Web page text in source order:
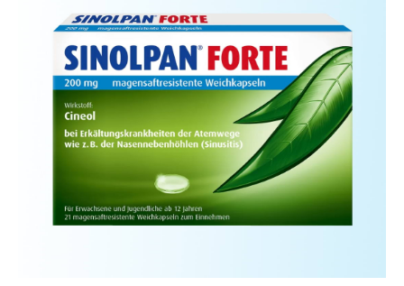
Интимно здравје
Лична хигиена
Медицински апрати
Нега на кожа